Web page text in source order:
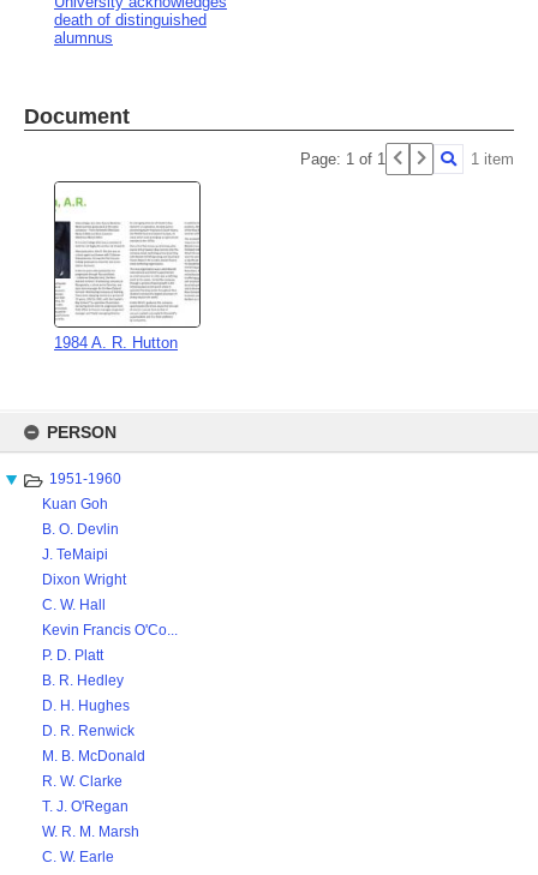
content
PERSON
1951-1960
Kuan Goh
B. O. Devlin
J. TeMaipi
Dixon Wright
C. W. Hall
Kevin Francis O'Co...
P. D. Platt
B. R. Hedley
D. H. Hughes
D. R. Renwick
M. B. McDonald
R. W. Clarke
T. J. O'Regan
W. R. M. Marsh
C. W. Earle
death of distinguished
alumnus
Document
Page: 1 of 1 1 item
1984 A. R. Hutton